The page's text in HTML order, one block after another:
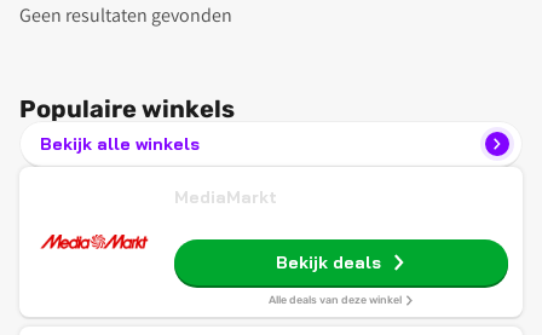
Geen resultaten gevonden
Populaire winkels
Bekijk alle winkels
MediaMarkt
Bekijk deals
Alle deals van deze winkel